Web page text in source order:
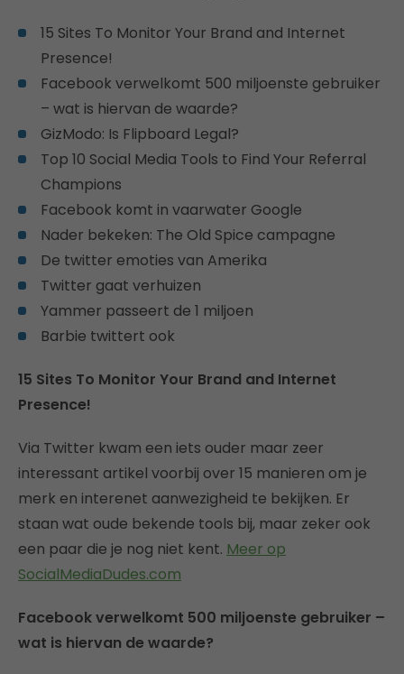
15 Sites To Monitor Your Brand and Internet
Presence!
Facebook verwelkomt 500 miljoenste gebruiker
– wat is hiervan de waarde?
GizModo: Is Flipboard Legal?
Top 10 Social Media Tools to Find Your Referral
Champions
Facebook komt in vaarwater Google
Nader bekeken: The Old Spice campagne
De twitter emoties van Amerika
Twitter gaat verhuizen
Yammer passeert de 1 miljoen
Barbie twittert ook
15 Sites To Monitor Your Brand and Internet
Presence!
Via Twitter kwam een iets ouder maar zeer
interessant artikel voorbij over 15 manieren om je
merk en interenet aanwezigheid te bekijken. Er
staan wat oude bekende tools bij, maar zeker ook
een paar die je nog niet kent. Meer op
SocialMediaDudes.com
Facebook verwelkomt 500 miljoenste gebruiker –
wat is hiervan de waarde?